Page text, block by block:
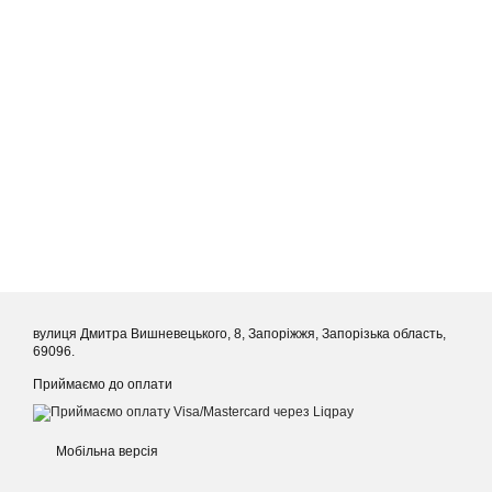
вулиця Дмитра Вишневецького, 8, Запоріжжя, Запорізька область,
69096.
Приймаємо до оплати
Мобільна версія